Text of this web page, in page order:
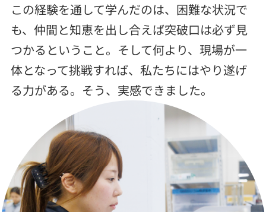
この経験を通して学んだのは、困難な状況で
も、仲間と知恵を出し合えば突破口は必ず見
つかるということ。そして何より、現場が一
体となって挑戦すれば、私たちにはやり遂げ
る力がある。そう、実感できました。